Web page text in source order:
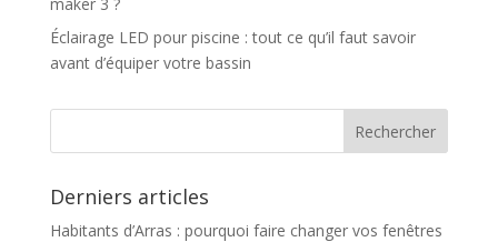
Éclairage LED pour piscine : tout ce qu’il faut savoir
avant d’équiper votre bassin
Derniers articles
Habitants d’Arras : pourquoi faire changer vos fenêtres